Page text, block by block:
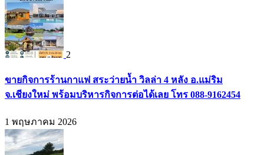
2
ขายกิจการร้านกาแฟ สระว่ายน้ำ วิลล่า 4 หลัง อ.แม่ริม
จ.เชียงใหม่ พร้อมบริหารกิจการต่อได้เลย โทร 088-9162454
1 พฤษภาคม 2026